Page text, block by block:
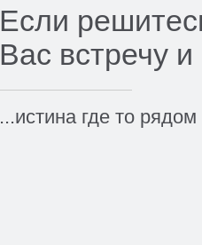
Если
Вас встречу
...истина где то рядом